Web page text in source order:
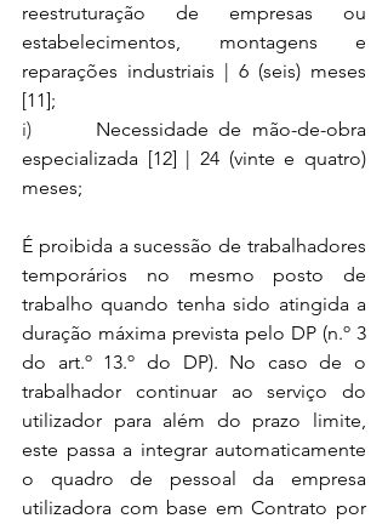
reestruturação de empresas ou
estabelecimentos, montagens e
reparações industriais | 6 (seis) meses
[11];
i) Necessidade de mão-de-obra
especializada [12] | 24 (vinte e quatro)
meses;
É proibida a sucessão de trabalhadores
temporários no mesmo posto de
trabalho quando tenha sido atingida a
duração máxima prevista pelo DP (n.º 3
do art.º 13.º do DP). No caso de o
trabalhador continuar ao serviço do
utilizador para além do prazo limite,
este passa a integrar automaticamente
o quadro de pessoal da empresa
utilizadora com base em Contrato por